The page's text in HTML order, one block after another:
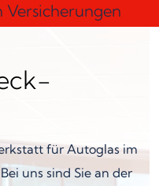
für Autoglas im
uns sind Sie an der